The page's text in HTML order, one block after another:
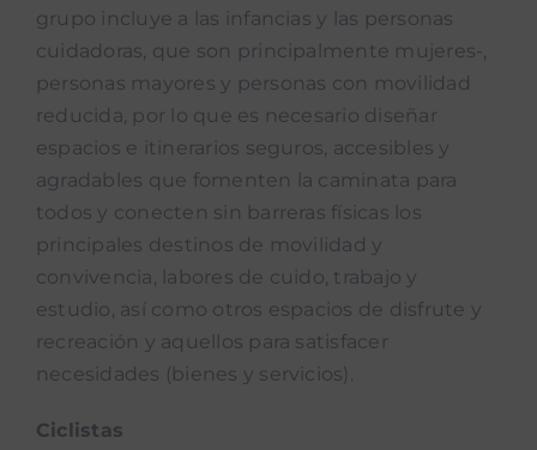
grupo incluye a las infancias y las personas
cuidadoras, que son principalmente mujeres-,
personas mayores y personas con movilidad
reducida, por lo que es necesario diseñar
espacios e itinerarios seguros, accesibles y
agradables que fomenten la caminata para
todos y conecten sin barreras físicas los
principales destinos de movilidad y
convivencia, labores de cuido, trabajo y
estudio, así como otros espacios de disfrute y
recreación y aquellos para satisfacer
necesidades (bienes y servicios).
Ciclistas